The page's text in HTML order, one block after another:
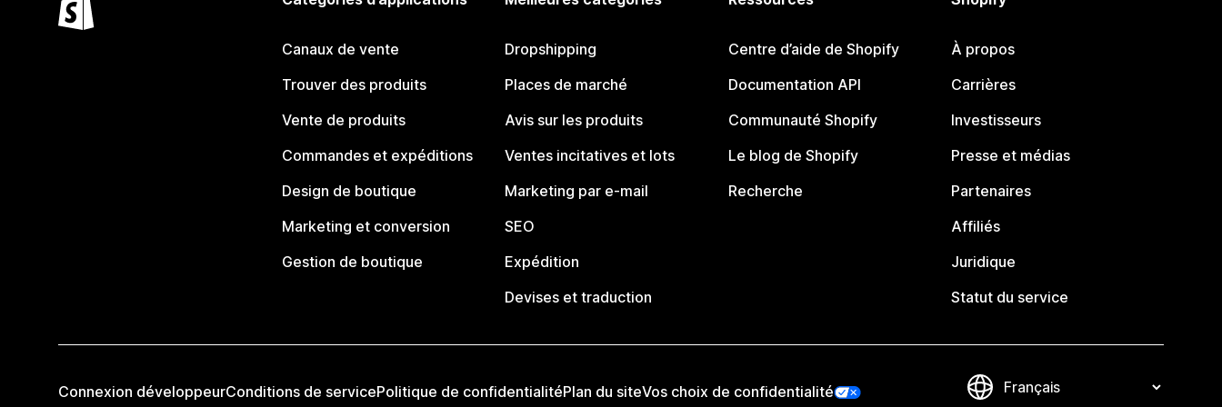
Canaux de vente
Trouver des produits
Vente de produits
Commandes et expéditions
Design de boutique
Marketing et conversion
Gestion de boutique
Dropshipping
Places de marché
Avis sur les produits
Ventes incitatives et lots
Marketing par e-mail
SEO
Expédition
Devises et traduction
Centre d’aide de Shopify
Documentation API
Communauté Shopify
Le blog de Shopify
Recherche
À propos
Carrières
Investisseurs
Presse et médias
Partenaires
Affiliés
Juridique
Statut du service
Connexion développeurConditions de servicePolitique de confidentialitéPlan du siteVos choix de confidentialité